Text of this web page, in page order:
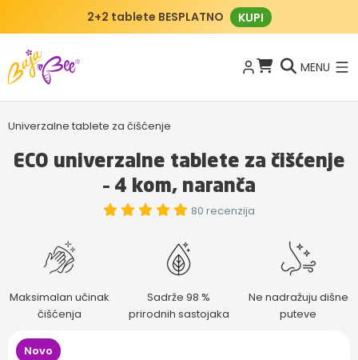
BajaBee klub KAKO FUNKCIONIRA?
MENU
Univerzalne tablete za čišćenje
ECO univerzalne tablete za čišćenje
– 4 kom, naranča
80 recenzija
Maksimalan učinak
čišćenja
Sadrže 98 %
prirodnih sastojaka
Ne nadražuju dišne
puteve
Novo